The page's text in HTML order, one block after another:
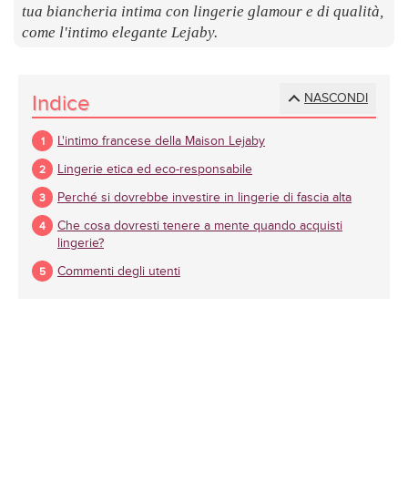
tua biancheria intima con lingerie glamour e di qualità,
come l'intimo elegante Lejaby.
NASCONDI
Indice
L'intimo francese della Maison Lejaby
Lingerie etica ed eco-responsabile
Perché si dovrebbe investire in lingerie di fascia alta
Che cosa dovresti tenere a mente quando acquisti
lingerie?
Commenti degli utenti